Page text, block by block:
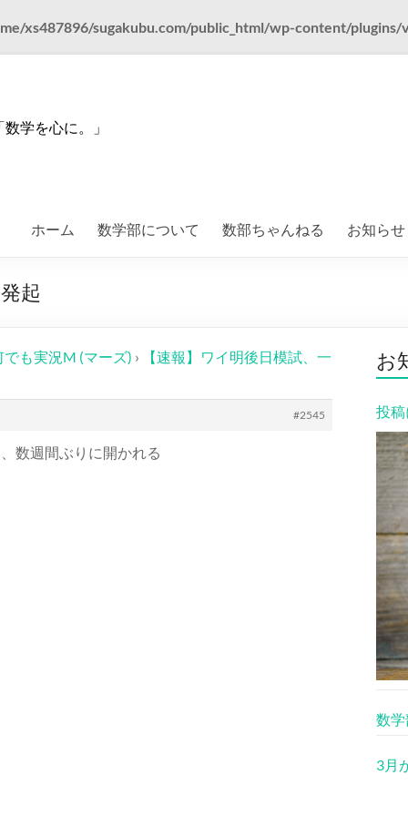
xs487896/sugakubu.com/public_html/wp-content/
数学を心に。」
ホーム 数学部について 数部ちゃんねる お知らせ
起
でも実況M (マーズ) › 【速報】ワイ明後日模試、一
#2545
数週間ぶりに開かれる
お
投
数
3月